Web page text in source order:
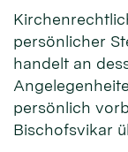
persönlicher
handelt an
persönlich
Bischofsvikar